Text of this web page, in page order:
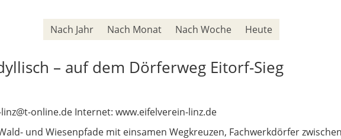
Nach Jahr Nach Monat Nach Woche Heute
– auf dem Dörferweg Eitorf-Sieg
online.de Internet: www.eifelverein-linz.de
und Wiesenpfade mit einsamen Wegkreuzen, Fachwerkdörfer